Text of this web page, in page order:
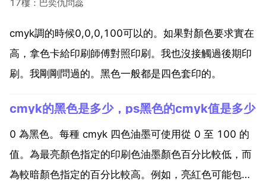
17樓：巴奕仇問蕊
cmyk調的時候0,0,0,100可以的。如果對顏色要求實在
高，拿色卡給印刷師傅對照印刷。我也沒接觸過後期印
刷。我剛剛問過的。黑色一般都是四色套印的。
cmyk的黑色是多少，ps黑色的cmyk值是多少
0 為黑色。每種 cmyk 四色油墨可使用從 0 至 100 的
值。為最亮顏色指定的印刷色油墨顏色百分比較低，而
為較暗顏色指定的百分比較高。例如，亮紅色可能包含